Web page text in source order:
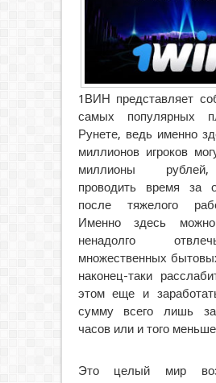
1ВИН представляет
самых популярных
Рунете, ведь именно
миллионов игроков
миллионы
проводить время за
после тяжелого
Именно здесь
ненадолго
множественных
наконец-таки
этом еще и
сумму всего лишь за
часов или и того
Это целый мир